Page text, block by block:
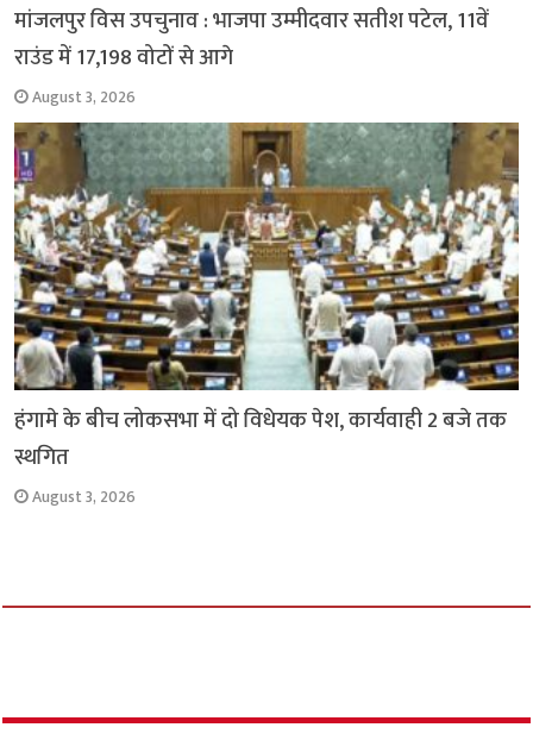
मांजलपुर विस उपचुनाव : भाजपा उम्मीदवार सतीश पटेल, 11वें
राउंड में 17,198 वोटों से आगे
August 3, 2026
हंगामे के बीच लोकसभा में दो विधेयक पेश, कार्यवाही 2 बजे तक
स्थगित
August 3, 2026